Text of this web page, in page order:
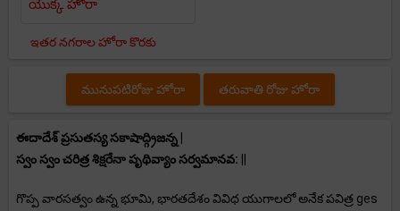
యొక్క హోరా
ఇతర నగరాల హోరా కొరకు
మునుపటిరోజు హోరా తరువాతి రోజు హోరా
ఈదాదేశ్ ప్రసుతస్య సకాషాద్గ్రిజన్న |
స్వం స్వం చరిత్ర శిక్షరేనా పృథివ్యాం సర్వమానవ: ||
గొప్ప వారసత్వం ఉన్న భూమి, భారతదేశం వివిధ యుగాలలో అనేక పవిత్ర ges